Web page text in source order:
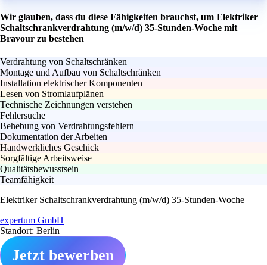
Wir glauben, dass du diese Fähigkeiten brauchst, um Elektriker
Schaltschrankverdrahtung (m/w/d) 35-Stunden-Woche mit
Bravour zu bestehen
Verdrahtung von Schaltschränken
Montage und Aufbau von Schaltschränken
Installation elektrischer Komponenten
Lesen von Stromlaufplänen
Technische Zeichnungen verstehen
Fehlersuche
Behebung von Verdrahtungsfehlern
Dokumentation der Arbeiten
Handwerkliches Geschick
Sorgfältige Arbeitsweise
Qualitätsbewusstsein
Teamfähigkeit
Elektriker Schaltschrankverdrahtung (m/w/d) 35-Stunden-Woche
expertum GmbH
Standort: Berlin
Jetzt bewerben